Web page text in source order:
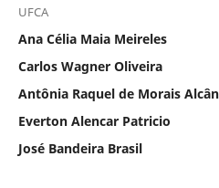
UFCA
Ana Célia Maia Meireles
Carlos Wagner Oliveira
Antônia Raquel de Morais
Everton Alencar Patricio
José Bandeira Brasil